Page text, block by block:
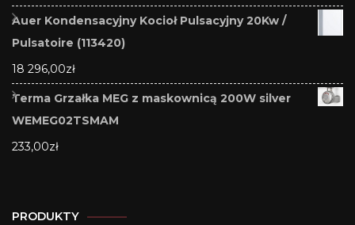
Auer Kondensacyjny Kocioł Pulsacyjny 20Kw /
Pulsatoire (113420)
18 296,00zł
Terma Grzałka MEG z maskownicą 200W silver
WEMEG02TSMAM
233,00zł
PRODUKTY